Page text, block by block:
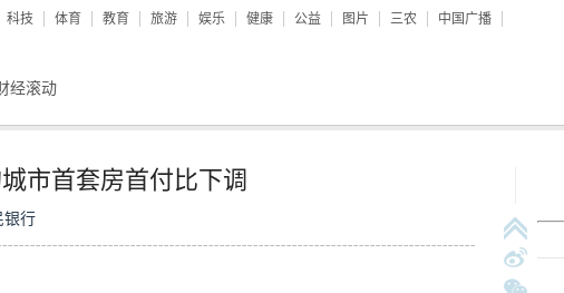
科技 体育 教育 旅游 娱乐 健康 公益 图片 三农 中国广播
经滚动
市首套房首付比下调
银行